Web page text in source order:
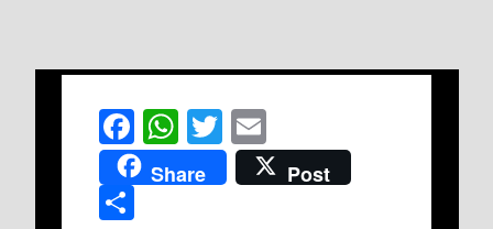
F
a
c
W
h
at
T
wi
tt
m
ail
Share Post